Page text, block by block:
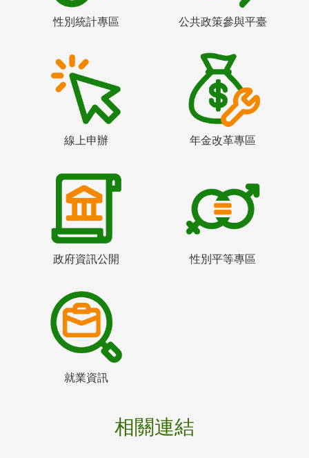
性別統計專區 公共政策參與平臺
線上申辦 年金改革專區
政府資訊公開 性別平等專區
就業資訊
相關連結